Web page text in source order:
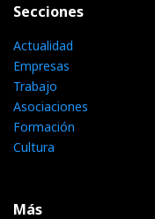
Secciones
Actualidad
Empresas
Trabajo
Asociaciones
Formación
Cultura
Más